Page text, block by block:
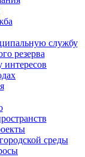
службу
резерва
среды